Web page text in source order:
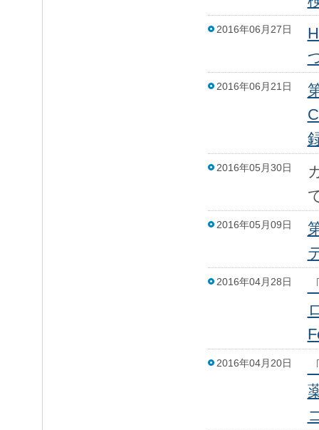
2016年06月27日
2016年06月21日
2016年05月30日
2016年05月09日
2016年04月28日
2016年04月20日